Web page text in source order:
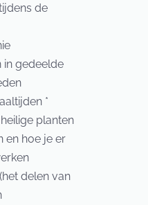
de
in gedeelde
*
planten
en hoe je er
delen van